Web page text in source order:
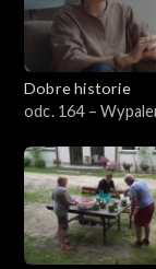
Dobre historie
odc. 164 –